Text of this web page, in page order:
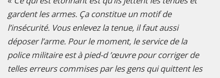
gardent les armes. Ça constitue un motif de
l’insécurité. Vous enlevez la tenue, il faut aussi
déposer l’arme. Pour le moment, le service de la
police militaire est à pied-d ’œuvre pour corriger de
telles erreurs commises par les gens qui quittent les